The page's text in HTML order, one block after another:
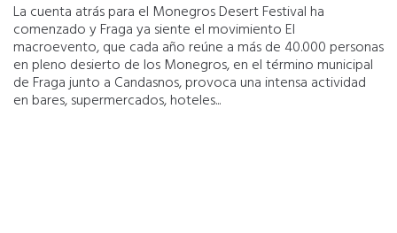
La cuenta atrás para el Monegros Desert Festival ha
comenzado y Fraga ya siente el movimiento El
macroevento, que cada año reúne a más de 40.000 personas
en pleno desierto de los Monegros, en el término municipal
de Fraga junto a Candasnos, provoca una intensa actividad
en bares, supermercados, hoteles...